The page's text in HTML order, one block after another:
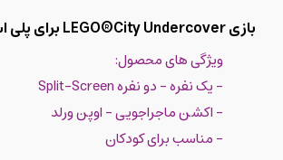
بازی LEGO®City Undercover برای پلی استیشن 4
ویژگی های محصول:
- یک نفره - دو نفره Split-Screen
- اکشن ماجراجویی - اوپن ورلد
- مناسب برای کودکان